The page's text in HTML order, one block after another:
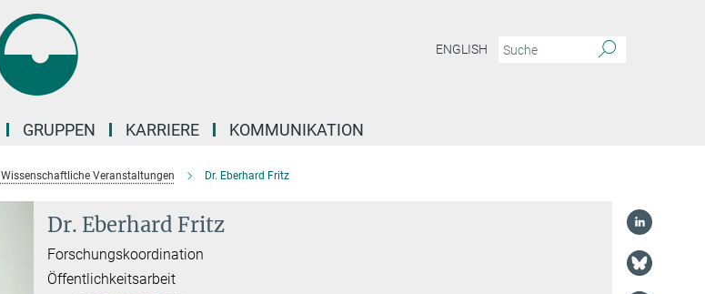
ENGLISH
GRUPPEN KARRIERE KOMMUNIKATION
Wissenschaftliche Veranstaltungen Dr. Eberhard Fritz
Dr. Eberhard Fritz
Forschungskoordination
Öffentlichkeitsarbeit